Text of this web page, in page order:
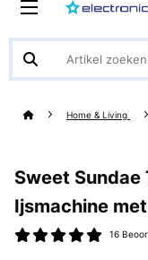
Home & Living
Sweet Sundae
Ijsmachine
16